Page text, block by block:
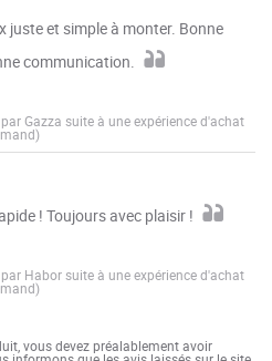
juste et simple à monter. Bonne
communication.
Gazza suite à une expérience d'achat
! Toujours avec plaisir !
Habor suite à une expérience d'achat
vous devez préalablement avoir